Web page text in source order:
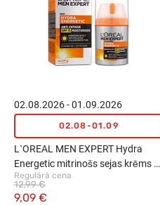
02.08.2026 - 01.09.2026
02.08-01.09
L`OREAL MEN EXPERT Hydra
Energetic mitrinošs sejas krēms ar
SPF15, 50ml
Regulārā cena
9,09 €
12,99 €